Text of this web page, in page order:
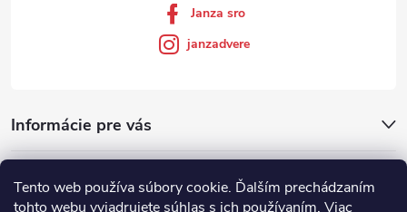
Tento web používa súbory cookie. Ďalším prechádzaním
tohto webu vyjadrujete súhlas s ich používaním. Viac
Informácie pre vás
Janza sro
janzadvere